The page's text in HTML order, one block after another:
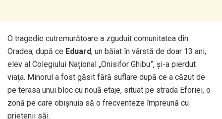
O tragedie cutremurătoare a zguduit comunitatea din
Oradea, după ce Eduard, un băiat în vârstă de doar 13 ani,
elev al Colegiului Național „Onisifor Ghibu”, și-a pierdut
viața. Minorul a fost găsit fără suflare după ce a căzut de
pe terasa unui bloc cu nouă etaje, situat pe strada Eforiei, o
zonă pe care obișnuia să o frecventeze împreună cu
prietenii săi.